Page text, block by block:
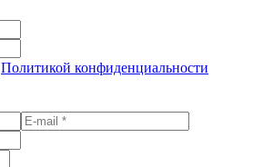
Политикой конфиденциальности